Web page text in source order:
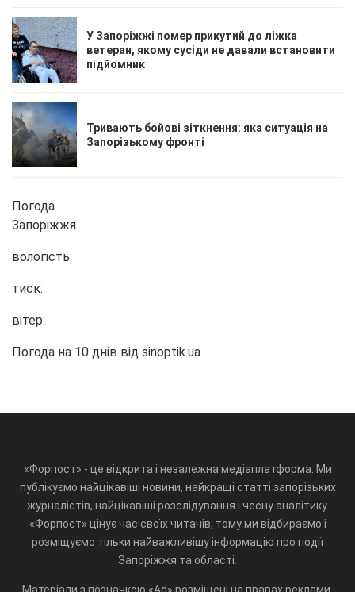
У Запоріжжі помер прикутий до ліжка
ветеран, якому сусіди не давали встановити
підйомник
Тривають бойові зіткнення: яка ситуація на
Запорізькому фронті
Погода
Запоріжжя
вологість:
тиск:
вітер:
Погода на 10 днів від sinoptik.ua
«Форпост» - це відкрита і незалежна медіаплатформа. Ми
публікуємо найцікавіші новини, найкращі статті запорізьких
журналістів, найцікавіші розслідування і чесну аналітику.
«Форпост» цінує час своїх читачів, тому ми відбираємо і
розміщуємо тільки найважливішу інформацію про події
Запоріжжя та області.
Матеріали з позначкою «Ad» розміщені на правах реклами.